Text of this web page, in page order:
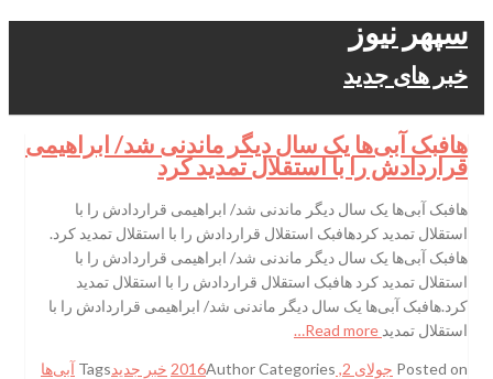
سپهر نیوز
خبر های جدید
هافبک آبی‌ها یک سال دیگر ماندنی شد/ ابراهیمی
قراردادش را با استقلال تمدید کرد
هافبک آبی‌ها یک سال دیگر ماندنی شد/ ابراهیمی قراردادش را با
استقلال تمدید کردهافبک استقلال قراردادش را با استقلال تمدید کرد.
هافبک آبی‌ها یک سال دیگر ماندنی شد/ ابراهیمی قراردادش را با
استقلال تمدید کرد هافبک استقلال قراردادش را با استقلال تمدید
کرد.هافبک آبی‌ها یک سال دیگر ماندنی شد/ ابراهیمی قراردادش را با
استقلال تمدید
Posted on جولای 2, 2016 AuthorCategories خبر جدیدTags آبی‌ها